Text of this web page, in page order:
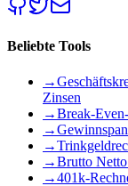
Beliebte Tools
→
Zinsen
→Break-
→
→
→Brutto
→401k-